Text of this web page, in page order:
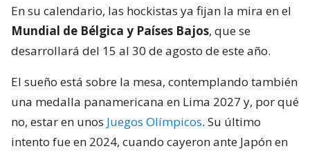
En su calendario, las hockistas ya fijan la mira en el
Mundial de Bélgica y Países Bajos, que se
desarrollará del 15 al 30 de agosto de este año.
El sueño está sobre la mesa, contemplando también
una medalla panamericana en Lima 2027 y, por qué
no, estar en unos Juegos Olímpicos. Su último
intento fue en 2024, cuando cayeron ante Japón en